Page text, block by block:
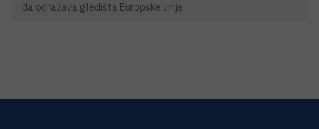
da odražava gledišta Europske unije.